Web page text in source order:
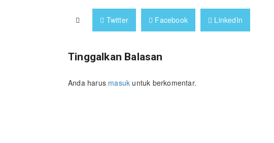
Twitter Facebook LinkedIn
Tinggalkan Balasan
Anda harus masuk untuk berkomentar.